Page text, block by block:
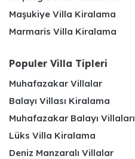
Maşukiye Villa Kiralama
Marmaris Villa Kiralama
Populer Villa Tipleri
Muhafazakar Villalar
Balayı Villası Kiralama
Muhafazakar Balayı Villaları
Lüks Villa Kiralama
Deniz Manzaralı Villalar